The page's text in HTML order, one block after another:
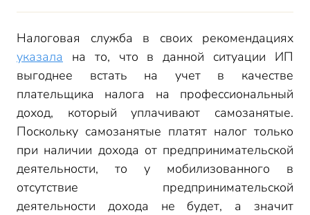
Налоговая служба в своих рекомендациях
указала на то, что в данной ситуации ИП
выгоднее встать на учет в качестве
плательщика налога на профессиональный
доход, который уплачивают самозанятые.
Поскольку самозанятые платят налог только
при наличии дохода от предпринимательской
деятельности, то у мобилизованного в
отсутствие предпринимательской
деятельности дохода не будет, а значит